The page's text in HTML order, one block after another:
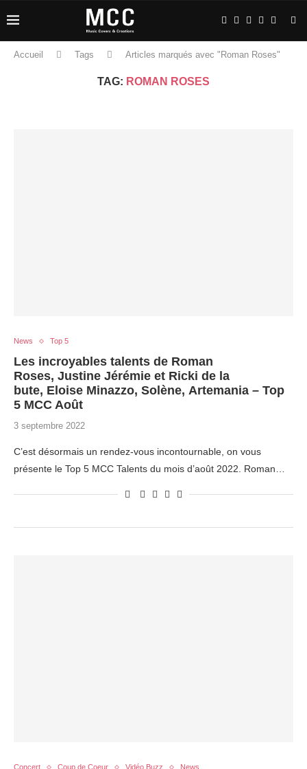
Accueil Tags Articles marqués avec "Roman Roses"
TAG: ROMAN ROSES
News Top 5
Les incroyables talents de Roman
Roses, Justine Jérémie et Ricki de la
bute, Eloise Minazzo, Solène, Artemania – Top
5 MCC Août
3 septembre 2022
C’est désormais un rendez-vous incontournable, on vous
présente le Top 5 MCC Talents du mois d’août 2022. Roman…
Concert Coup de Coeur Vidéo Buzz News